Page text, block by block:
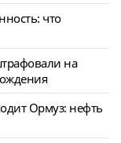
что
на
Ормуз: нефть